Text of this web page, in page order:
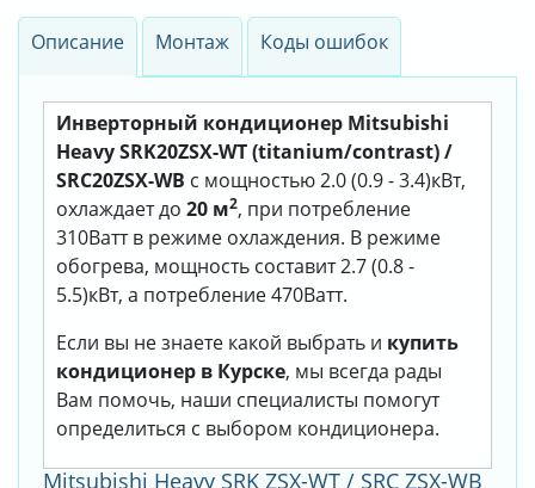
Описание Монтаж Коды ошибок
Инверторный кондиционер Mitsubishi
Heavy SRK20ZSX-WT (titanium/contrast) /
SRC20ZSX-WB с мощностью 2.0 (0.9 - 3.4)кВт,
охлаждает до 20 м2, при потребление
310Ватт в режиме охлаждения. В режиме
обогрева, мощность составит 2.7 (0.8 -
5.5)кВт, а потребление 470Ватт.
Если вы не знаете какой выбрать и купить
кондиционер в Курске, мы всегда рады
Вам помочь, наши специалисты помогут
определиться с выбором кондиционера.
Mitsubishi Heavy SRK ZSX-WT / SRC ZSX-WB